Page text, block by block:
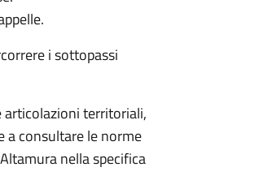
i sottopassi
articolazioni territoriali,
a consultare le norme
nella specifica